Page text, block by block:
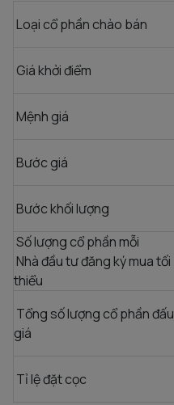
Loại cổ phần chào bán
Giá khởi điểm
Mệnh giá
Bước giá
Bước khối lượng
Số lượng cổ phần mỗi
Nhà đầu tư đăng ký mua tối
thiểu
Tổng số lượng cổ phần đấu
giá
Tỉ lệ đặt cọc